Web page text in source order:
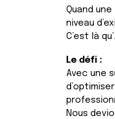
Quand
niveau
C’est là
Le défi :
Avec une
Nous